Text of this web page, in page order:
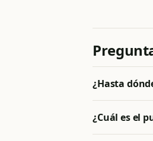
¿Hasta
¿Cuál es el